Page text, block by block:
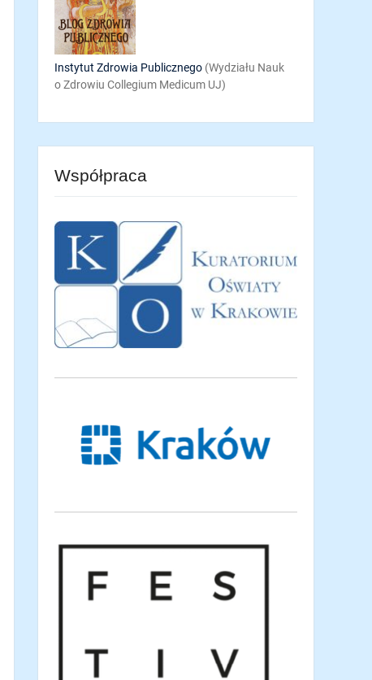
Instytut Zdrowia Publicznego (Wydziału Nauk
o Zdrowiu Collegium Medicum UJ)
Współpraca